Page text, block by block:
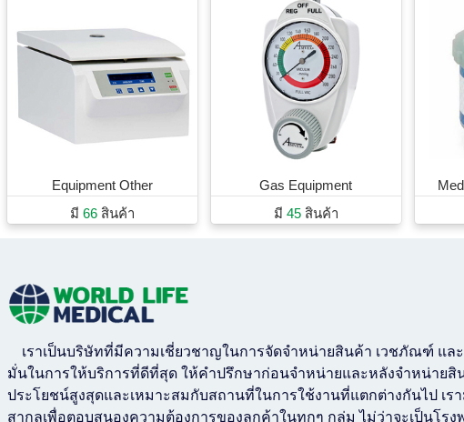
Equipment Other
มี 66สินค้า
Gas Equipment
มี 45สินค้า
เราเป็นบริษัทที่มีความเชี่ยวชาญในการจัดจำหน่ายสินค้า เวชภัณฑ์ แ
มั่นในการให้บริการที่ดีที่สุด ให้คำปรึกษาก่อนจำหน่ายและหลังจำหน่ายสิ
ประโยชน์สูงสุดและเหมาะสมกับสถานที่ในการใช้งานที่แตกต่างกันไป เ
สากลเพื่อตอบสนองความต้องการของลูกค้าในทุกๆ กลุ่ม ไม่ว่าจะเป็นโร